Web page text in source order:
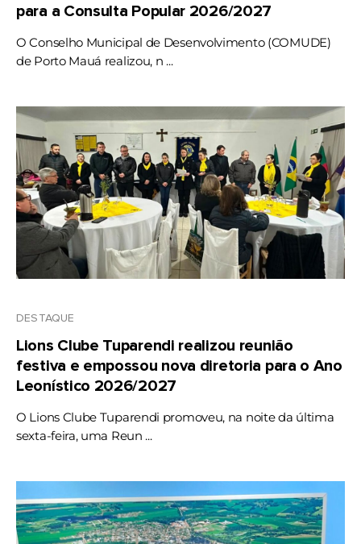
para a Consulta Popular 2026/2027
O Conselho Municipal de Desenvolvimento (COMUDE)
de Porto Mauá realizou, n ...
DESTAQUE
Lions Clube Tuparendi realizou reunião
festiva e empossou nova diretoria para o Ano
Leonístico 2026/2027
O Lions Clube Tuparendi promoveu, na noite da última
sexta-feira, uma Reun ...